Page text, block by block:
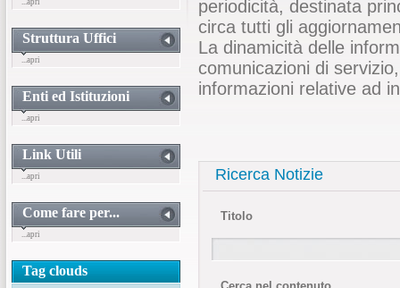
...apri
Struttura Uffici
...apri
Enti ed Istituzioni
...apri
Link Utili
...apri
Come fare per...
...apri
Tag clouds
periodicità, destinata
circa tutti gli
La dinamicità delle
comunicazioni di
informazioni relative ad
Ricerca Notizie
Titolo